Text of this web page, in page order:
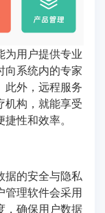
为用户提供专业
向系统内的专家
此外，远程服务
机构，就能享受
性和效率。
据的安全与隐私
管理软件会采用
，确保用户数据